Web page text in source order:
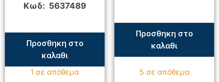
Κωδ: 5637489
Προσθηκη στο
καλαθι
1 σε απόθεμα
Προσθηκη στο
καλαθι
5 σε απόθεμα